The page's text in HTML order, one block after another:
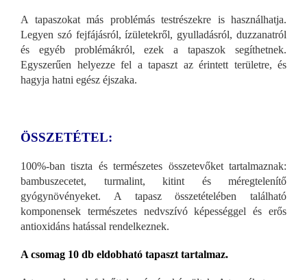
A tapaszokat más problémás testrészekre is használhatja.
Legyen szó fejfájásról, ízületekről, gyulladásról, duzzanatról
és egyéb problémákról, ezek a tapaszok segíthetnek.
Egyszerűen helyezze fel a tapaszt az érintett területre, és
hagyja hatni egész éjszaka.
ÖSSZETÉTEL:
100%-ban tiszta és természetes összetevőket tartalmaznak:
bambuszecetet, turmalint, kitint és méregtelenítő
gyógynövényeket. A tapasz összetételében található
komponensek természetes nedvszívó képességgel és erős
antioxidáns hatással rendelkeznek.
A csomag 10 db eldobható tapaszt tartalmaz.